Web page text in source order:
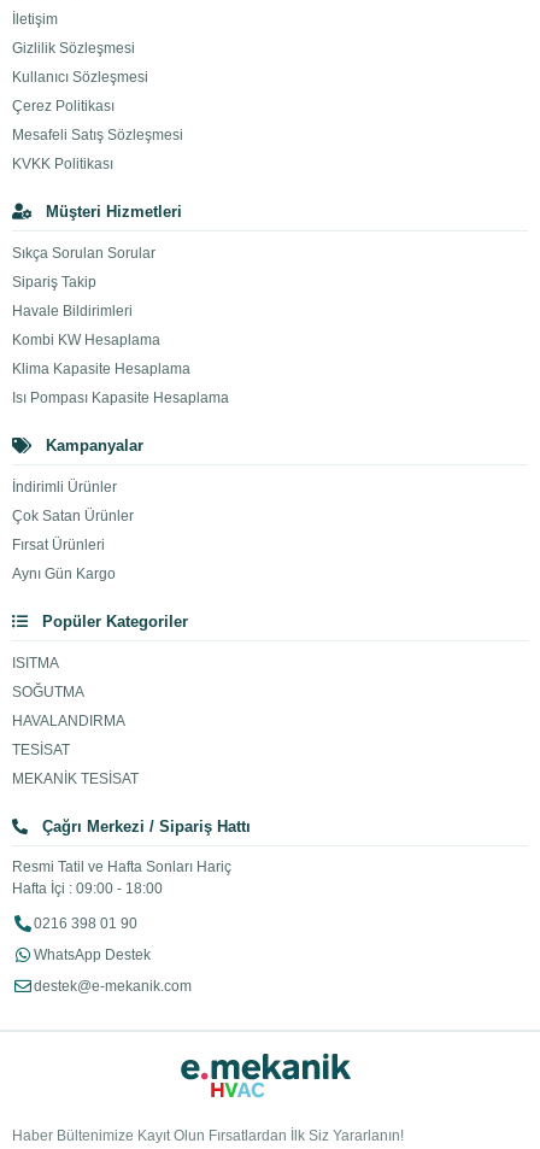
İletişim
Gizlilik Sözleşmesi
Kullanıcı Sözleşmesi
Çerez Politikası
Mesafeli Satış Sözleşmesi
KVKK Politikası
Müşteri Hizmetleri
Sıkça Sorulan Sorular
Sipariş Takip
Havale Bildirimleri
Kombi KW Hesaplama
Klima Kapasite Hesaplama
Isı Pompası Kapasite Hesaplama
Kampanyalar
İndirimli Ürünler
Çok Satan Ürünler
Fırsat Ürünleri
Aynı Gün Kargo
Popüler Kategoriler
ISITMA
SOĞUTMA
HAVALANDIRMA
TESİSAT
MEKANİK TESİSAT
Çağrı Merkezi / Sipariş Hattı
Resmi Tatil ve Hafta Sonları Hariç
Hafta İçi : 09:00 - 18:00
0216 398 01 90
WhatsApp Destek
destek@e-mekanik.com
Haber Bültenimize Kayıt Olun Fırsatlardan İlk Siz Yararlanın!